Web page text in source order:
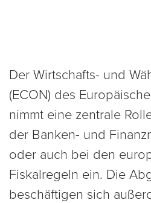
Der Wirtschafts- und
(ECON) des
nimmt eine zentrale
der Banken- und
oder auch bei den
Fiskalregeln ein. Die
beschäftigen sich